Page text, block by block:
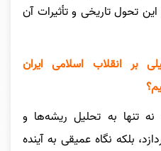
تحول تاریخی و تأثیرات آن
بر انقلاب اسلامی ایران
نه تنها به تحلیل ریشه‌ها و
بلکه نگاه عمیقی به آینده